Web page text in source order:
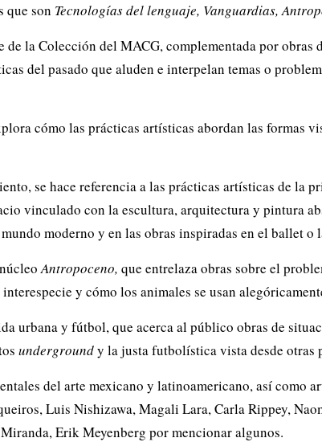
que son Tecnologías del lenguaje, Vanguardias,
la Colección del MACG, complementada por obras
del pasado que aluden e interpelan temas o
cómo las prácticas artísticas abordan las formas
se hace referencia a las prácticas artísticas de la
vinculado con la escultura, arquitectura y pintura
moderno y en las obras inspiradas en el ballet o
Antropoceno, que entrelaza obras sobre el
y cómo los animales se usan
urbana y fútbol, que acerca al público obras de
undergroundy la justa futbolística vista desde otras
del arte mexicano y latinoamericano, así como
Luis Nishizawa, Magali Lara, Carla Rippey,
Erik Meyenberg por mencionar algunos.